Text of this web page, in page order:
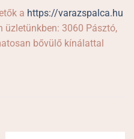
a https://varazspalca.hu
üzletünkben: 3060 Pásztó,
bővülő kínálattal